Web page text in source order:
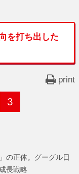
を打ち出した
print
,
固
ー
3
の正体。グーグル日
長戦略